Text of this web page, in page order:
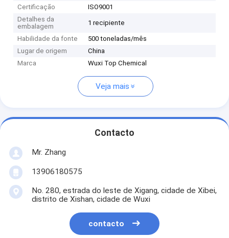
Certificação
ISO9001
Detalhes da
embalagem
1 recipiente
Habilidade da fonte
500 toneladas/mês
Lugar de origem
China
Marca
Wuxi Top Chemical
Veja mais
Contacto
Mr. Zhang
13906180575
No. 280, estrada do leste de Xigang, cidade de Xibei,
distrito de Xishan, cidade de Wuxi
contacto